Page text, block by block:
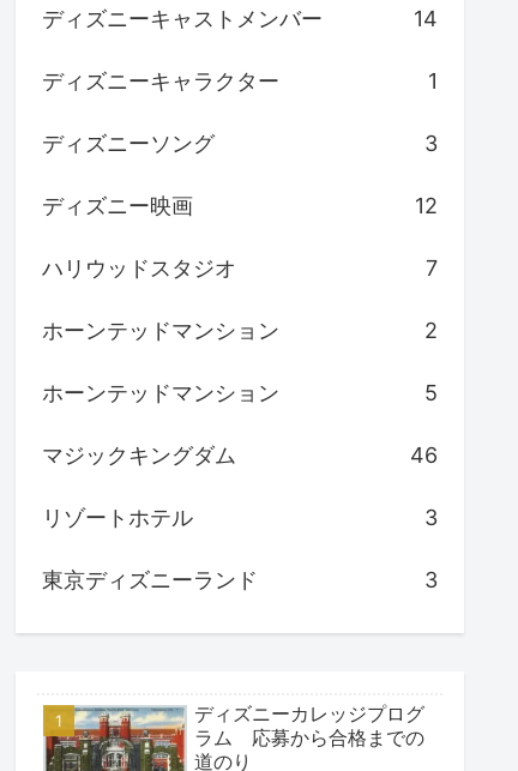
ディズニーキャストメンバー 14
ディズニーキャラクター 1
ディズニーソング 3
ディズニー映画 12
ハリウッドスタジオ 7
ホーンテッドマンション 2
ホーンテッドマンション 5
マジックキングダム 46
リゾートホテル 3
東京ディズニーランド 3
ディズニーカレッジプログ
ラム 応募から合格までの
道のり